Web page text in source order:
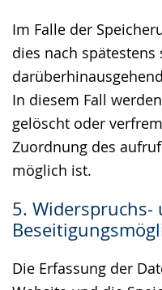
Im Falle der
dies nach spätestens
In diesem Fall
gelöscht oder
Zuordnung des
möglich ist.
5. Widerspruchs-
Die Erfassung der